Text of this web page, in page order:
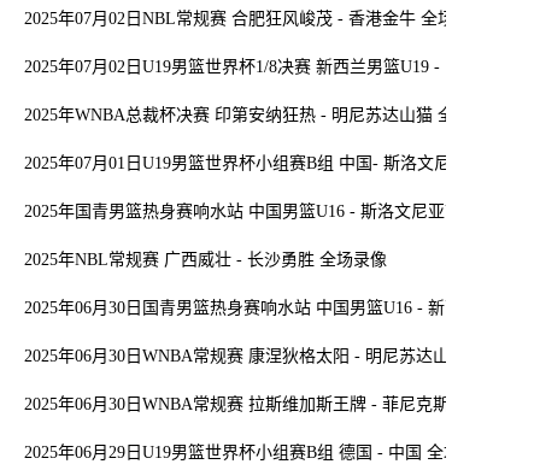
2025年07月02日NBL常规赛 合肥狂风峻茂 - 香港金牛 全场录像
2025年07月02日U19男篮世界杯1/8决赛 新西兰男篮U19 - 中国男篮
2025年WNBA总裁杯决赛 印第安纳狂热 - 明尼苏达山猫 全场录像
2025年07月01日U19男篮世界杯小组赛B组 中国- 斯洛文尼亚 全场录像
2025年国青男篮热身赛响水站 中国男篮U16 - 斯洛文尼亚U16 全场录
2025年NBL常规赛 广西威壮 - 长沙勇胜 全场录像
2025年06月30日国青男篮热身赛响水站 中国男篮U16 - 新西兰U16 全
2025年06月30日WNBA常规赛 康涅狄格太阳 - 明尼苏达山猫 全场录像
2025年06月30日WNBA常规赛 拉斯维加斯王牌 - 菲尼克斯水星 全场
2025年06月29日U19男篮世界杯小组赛B组 德国 - 中国 全场录像